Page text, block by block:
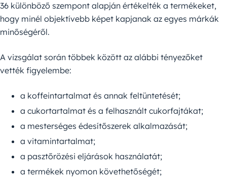
36 különböző szempont alapján értékelték a termékeket,
hogy minél objektívebb képet kapjanak az egyes márkák
minőségéről.
A vizsgálat során többek között az alábbi tényezőket
vették figyelembe:
a koffeintartalmat és annak feltüntetését;
a cukortartalmat és a felhasznált cukorfajtákat;
a mesterséges édesítőszerek alkalmazását;
a vitamintartalmat;
a pasztőrözési eljárások használatát;
a termékek nyomon követhetőségét;